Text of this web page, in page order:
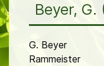
Beyer, G.
G. Beyer
Rammeister